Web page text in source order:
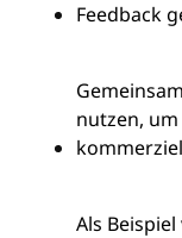
Feedback
nutzen,
Als